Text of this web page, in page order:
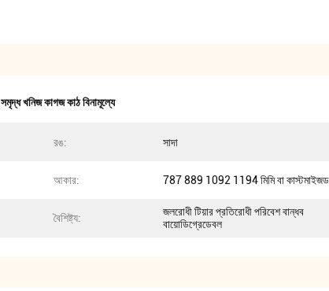
সমৃদ্ধ খনিজ কাগজ কাঠ বিনামূল্যে
রঙ: সাদা
আকার: 787 889 1092 1194 মিমি বা কাস্টমাইজড
বৈশিষ্ট্য:
জলরোধী টিয়ার প্রতিরোধী পরিবেশ বান্ধব
বায়োডিগ্রেডেবল